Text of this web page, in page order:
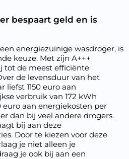
bespaart geld en is
energiezuinige wasdroger, is
keuze. Met zijn A+++
tot de meest efficiënte
de levensduur van het
liefst 1150 euro aan
verbruik van 172 kWh
euro aan energiekosten per
dan bij veel andere drogers.
bij aan deze
Door te kiezen voor deze
je niet alleen je
je ook bij aan een